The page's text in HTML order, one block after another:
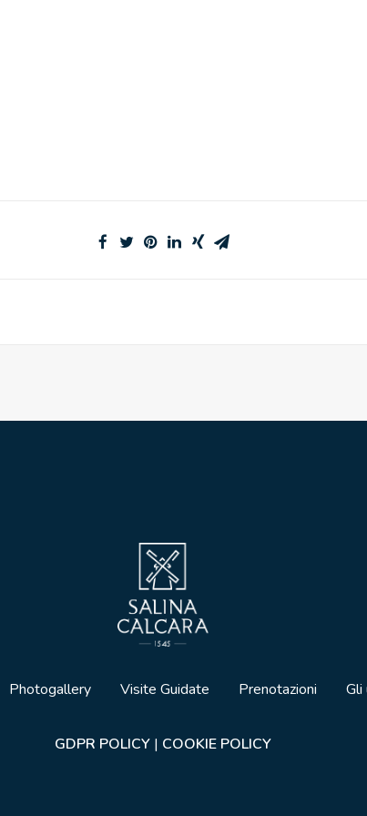
Photogallery Visite Guidate Prenotazioni Gli
GDPR POLICY | COOKIE POLICY